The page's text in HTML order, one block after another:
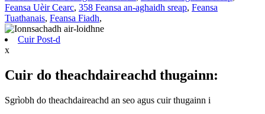
Feansa Uèir Cearc, 358 Feansa an-aghaidh sreap, Feansa
Tuathanais, Feansa Fiadh,
Cuir Post-d
x
Cuir do theachdaireachd thugainn:
Sgrìobh do theachdaireachd an seo agus cuir thugainn i